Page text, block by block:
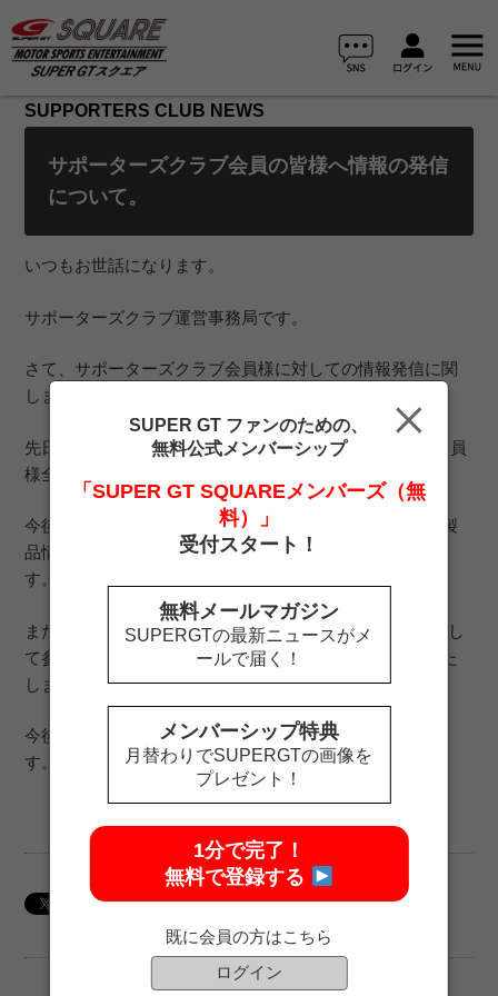
SUPPORTERS CLUB NEWS
サポーターズクラブ会員の皆様へ情報の発信
について。
いつもお世話になります。
サポーターズクラブ運営事務局です。
さて、サポーターズクラブ会員様に対しての情報発信に関
しましてご案内いたします。
先日、第1回目のメールマガジンをサポーターズクラブ会員
様全員に配信いたしました。
今後はチケットの発売情報やオンラインショップでの新製
品情報等、メールマガジンを通じてお知らせしていきま
す。
また、SUPER GT SQUARE FaceBookでも同様の案内をし
て参りますので、この機会にぜひ『いいね』をお願いいた
します。
今後ともサポーターズクラブを宜しくお願い申し上げま
す。
SUPER GT ファンのための、
無料公式メンバーシップ
「SUPER GT SQUAREメンバーズ（無
料）」
受付スタート！
無料メールマガジン
SUPERGTの最新ニュースがメ
ールで届く！
メンバーシップ特典
月替わりでSUPERGTの画像を
プレゼント！
1分で完了！
無料で登録する
既に会員の方はこちら
ログイン